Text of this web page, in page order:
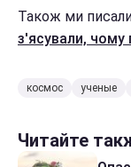
Також ми
з'ясували,
космос ученые
Читайте